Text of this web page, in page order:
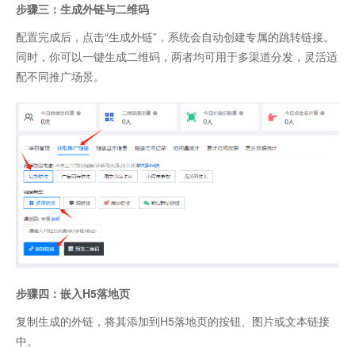
步骤三：生成外链与二维码
配置完成后，点击“生成外链”，系统会自动创建专属的跳转链接。
同时，你可以一键生成二维码，两者均可用于多渠道分发，灵活适
配不同推广场景。
步骤四：嵌入H5落地页
复制生成的外链，将其添加到H5落地页的按钮、图片或文本链接
中。